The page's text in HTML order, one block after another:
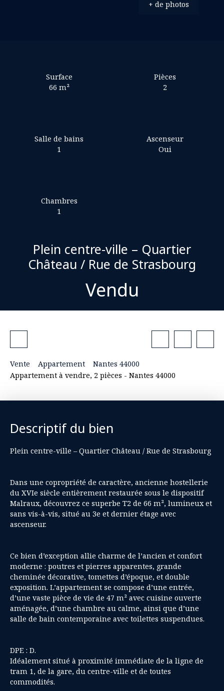
+ de photos
Surface
66 m²
Pièces
2
Salle de bains
1
Ascenseur
Oui
Chambres
1
Plein centre-ville – Quartier
Château / Rue de Strasbourg
Vendu
Vente Appartement
Nantes 44000
Appartement à vendre, 2 pièces - Nantes 44000
Descriptif du bien
Plein centre-ville – Quartier Château / Rue de Strasbourg
Dans une copropriété de caractère, ancienne hostellerie
du XVIe siècle entièrement restaurée sous le dispositif
Malraux, découvrez ce superbe T2 de 66 m², lumineux et
sans vis-à-vis, situé au 3e et dernier étage avec
ascenseur.
Ce bien d’exception allie charme de l’ancien et confort
moderne : poutres et pierres apparentes, grande
cheminée décorative, tomettes d’époque, et double
exposition. L’appartement se compose d’une entrée,
d’une vaste pièce de vie de 47 m² avec cuisine ouverte
aménagée, d’une chambre au calme, ainsi que d’une
salle de bain contemporaine avec toilettes suspendues.
DPE : D.
Idéalement situé à proximité immédiate de la ligne de
tram 1, de la gare, du centre-ville et de toutes
commodités.